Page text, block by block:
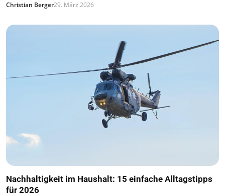
Christian Berger29. März 2026
Nachhaltigkeit im Haushalt: 15 einfache Alltagstipps
für 2026